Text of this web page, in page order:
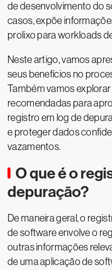
de desenvolvimento do
casos, expõe
prolixo para workloads
Neste artigo, vamos
seus benefícios no
Também vamos
recomendadas para
registro em log de
e proteger dados
vazamentos.
O que é o
depuração?
De maneira geral, o
de software envolve o
outras informações
de uma aplicação de